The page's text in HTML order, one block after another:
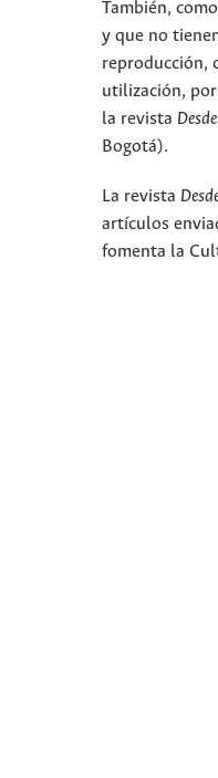
También,
y que no
reproducción,
utilización,
la revista
Bogotá).
La revista
artículos
fomenta la